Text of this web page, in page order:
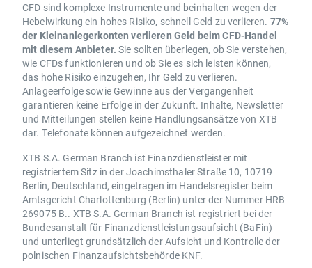
CFD sind komplexe Instrumente und beinhalten wegen der
Hebelwirkung ein hohes Risiko, schnell Geld zu verlieren. 77%
der Kleinanlegerkonten verlieren Geld beim CFD-Handel
mit diesem Anbieter. Sie sollten überlegen, ob Sie verstehen,
wie CFDs funktionieren und ob Sie es sich leisten können,
das hohe Risiko einzugehen, Ihr Geld zu verlieren.
Anlageerfolge sowie Gewinne aus der Vergangenheit
garantieren keine Erfolge in der Zukunft. Inhalte, Newsletter
und Mitteilungen stellen keine Handlungsansätze von XTB
dar. Telefonate können aufgezeichnet werden.
XTB S.A. German Branch ist Finanzdienstleister mit
registriertem Sitz in der Joachimsthaler Straße 10, 10719
Berlin, Deutschland, eingetragen im Handelsregister beim
Amtsgericht Charlottenburg (Berlin) unter der Nummer HRB
269075 B.. XTB S.A. German Branch ist registriert bei der
Bundesanstalt für Finanzdienstleistungsaufsicht (BaFin)
und unterliegt grundsätzlich der Aufsicht und Kontrolle der
polnischen Finanzaufsichtsbehörde KNF.